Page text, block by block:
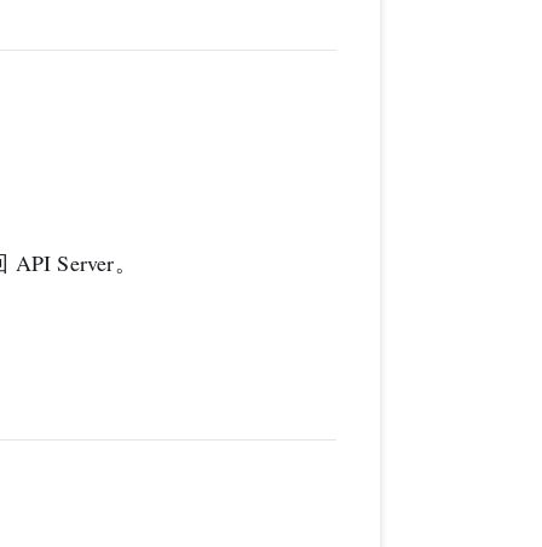
Server。